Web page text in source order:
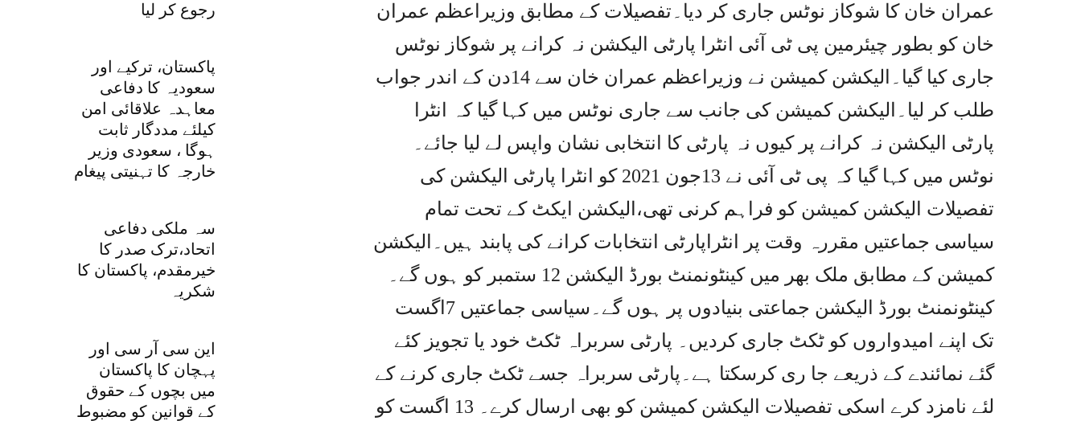
رجوع کر لیا
پاکستان، ترکیے اور
سعودیہ کا دفاعی
معاہدہ علاقائی امن
کیلئے مددگار ثابت
ہوگا ، سعودی وزیر
خارجہ کا تہنیتی پیغام
سہ ملکی دفاعی
اتحاد،ترک صدر کا
خیرمقدم، پاکستان کا
شکریہ
این سی آر سی اور
پہچان کا پاکستان
میں بچوں کے حقوق
کے قوانین کو مضبوط
عمران خان کا شوکاز نوٹس جاری کر دیا۔تفصیلات کے مطابق وزیراعظم عمران
خان کو بطور چیئرمین پی ٹی آئی انٹرا پارٹی الیکشن نہ کرانے پر شوکاز نوٹس
جاری کیا گیا۔الیکشن کمیشن نے وزیراعظم عمران خان سے 14دن کے اندر جواب
طلب کر لیا۔الیکشن کمیشن کی جانب سے جاری نوٹس میں کہا گیا کہ انٹرا
پارٹی الیکشن نہ کرانے پر کیوں نہ پارٹی کا انتخابی نشان واپس لے لیا جائے۔
نوٹس میں کہا گیا کہ پی ٹی آئی نے 13جون 2021 کو انٹرا پارٹی الیکشن کی
تفصیلات الیکشن کمیشن کو فراہم کرنی تھی،الیکشن ایکٹ کے تحت تمام
سیاسی جماعتیں مقررہ وقت پر انٹراپارٹی انتخابات کرانے کی پابند ہیں۔الیکشن
کمیشن کے مطابق ملک بھر میں کینٹونمنٹ بورڈ الیکشن 12 ستمبر کو ہوں گے۔
کینٹونمنٹ بورڈ الیکشن جماعتی بنیادوں پر ہوں گے۔سیاسی جماعتیں 7اگست
تک اپنے امیدواروں کو ٹکٹ جاری کردیں۔ پارٹی سربراہ ٹکٹ خود یا تجویز کئے
گئے نمائندے کے ذریعے جا ری کرسکتا ہے۔پارٹی سربراہ جسے ٹکٹ جاری کرنے کے
لئے نامزد کرے اسکی تفصیلات الیکشن کمیشن کو بھی ارسال کرے۔ 13 اگست کو